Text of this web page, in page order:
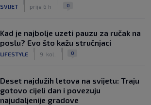
SVIJET prije 6 h 0
Kad je najbolje uzeti pauzu za ručak na
poslu? Evo što kažu stručnjaci
LIFESTYLE 9. kol. 0
Deset najdužih letova na svijetu: Traju
gotovo cijeli dan i povezuju
najudaljenije gradove